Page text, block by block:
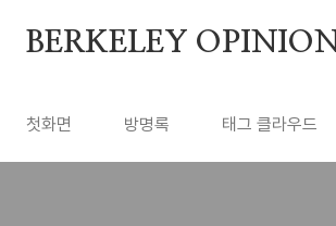
BERKELEY OPINION
첫화면 방명록 태그 클라우드